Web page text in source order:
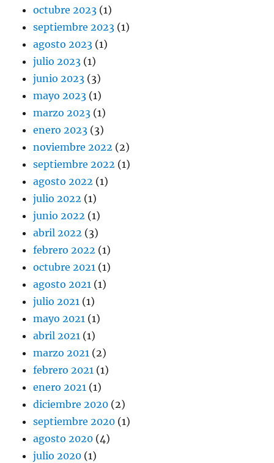
octubre 2023 (1)
septiembre 2023 (1)
agosto 2023 (1)
julio 2023 (1)
junio 2023 (3)
mayo 2023 (1)
marzo 2023 (1)
enero 2023 (3)
noviembre 2022 (2)
septiembre 2022 (1)
agosto 2022 (1)
julio 2022 (1)
junio 2022 (1)
abril 2022 (3)
febrero 2022 (1)
octubre 2021 (1)
agosto 2021 (1)
julio 2021 (1)
mayo 2021 (1)
abril 2021 (1)
marzo 2021 (2)
febrero 2021 (1)
enero 2021 (1)
diciembre 2020 (2)
septiembre 2020 (1)
agosto 2020 (4)
julio 2020 (1)